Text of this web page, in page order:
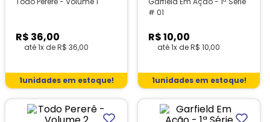
1unidades em estoque!
R$ 36,00
até1x deR$ 36,00
1unidades em estoque!
# 01
R$10,00
até1x deR$ 10,00